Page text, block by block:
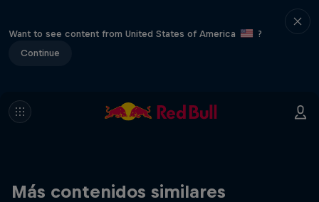
Want to see content from United States of America
?
Continue
Más contenidos similares